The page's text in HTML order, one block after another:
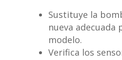
Sustituye la
nueva adecuada
modelo.
Verifica los